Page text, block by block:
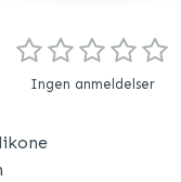
Ingen anmeldelser